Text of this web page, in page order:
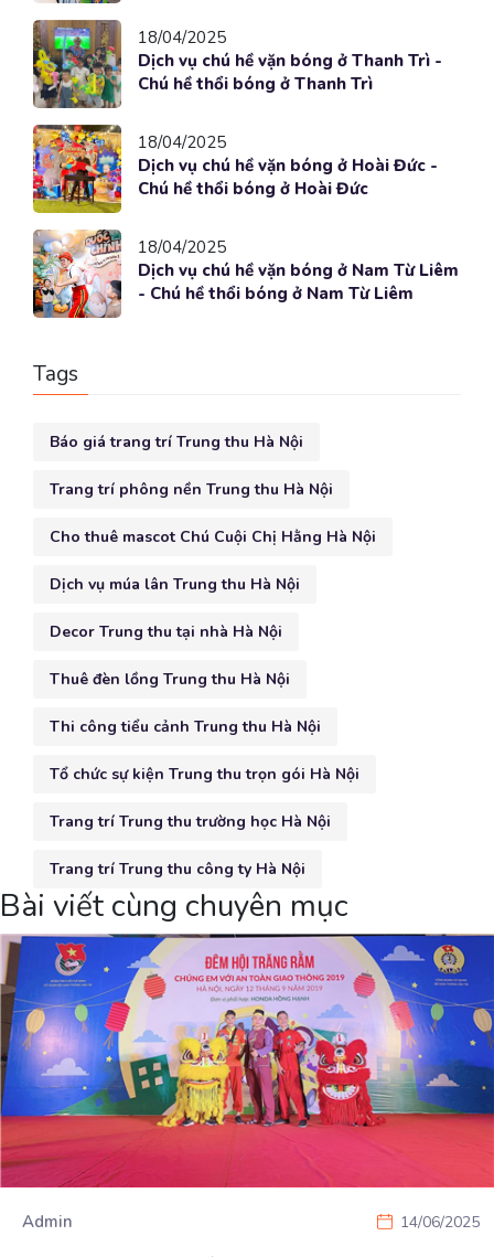
18/04/2025
Dịch vụ chú hề vặn bóng ở Thanh Trì -
Chú hề thổi bóng ở Thanh Trì
18/04/2025
Dịch vụ chú hề vặn bóng ở Hoài Đức -
Chú hề thổi bóng ở Hoài Đức
18/04/2025
Dịch vụ chú hề vặn bóng ở Nam Từ Liêm
- Chú hề thổi bóng ở Nam Từ Liêm
Tags
Báo giá trang trí Trung thu Hà Nội
Trang trí phông nền Trung thu Hà Nội
Cho thuê mascot Chú Cuội Chị Hằng Hà Nội
Dịch vụ múa lân Trung thu Hà Nội
Decor Trung thu tại nhà Hà Nội
Thuê đèn lồng Trung thu Hà Nội
Thi công tiểu cảnh Trung thu Hà Nội
Tổ chức sự kiện Trung thu trọn gói Hà Nội
Trang trí Trung thu trường học Hà Nội
Trang trí Trung thu công ty Hà Nội
Bài viết cùng chuyên mục
Admin 14/06/2025